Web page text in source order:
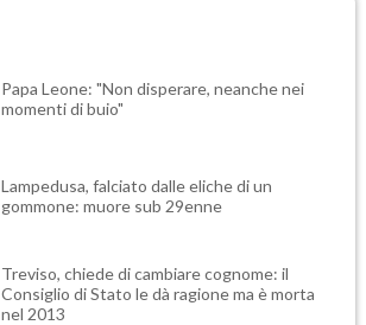
Papa Leone: "Non disperare, neanche nei
momenti di buio"
Lampedusa, falciato dalle eliche di un
gommone: muore sub 29enne
Treviso, chiede di cambiare cognome: il
Consiglio di Stato le dà ragione ma è morta
nel 2013